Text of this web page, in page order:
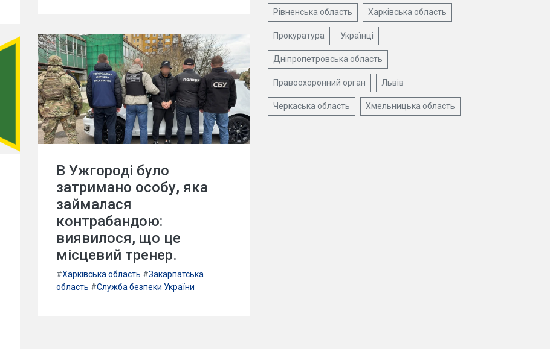
В Ужгороді було
затримано особу, яка
займалася
контрабандою:
виявилося, що це
місцевий тренер.
#Харківська область #Закарпатська
область #Служба безпеки України
Рівненська область Харківська область
Прокуратура Українці
Дніпропетровська область
Правоохоронний орган Львів
Черкаська область Хмельницька область